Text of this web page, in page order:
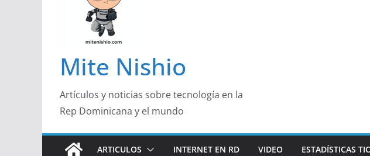
Mite Nishio
Artículos y noticias sobre tecnología en la
Rep Dominicana y el mundo
ARTICULOS INTERNET EN RD VIDEO ESTADÍSTICAS TIC